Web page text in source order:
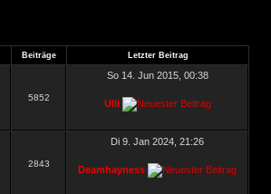
Beiträge Letzter Beitrag
5852
So 14. Jun 2015, 00:38
Ulli
2843
Di 9. Jan 2024, 21:26
Deamhayness